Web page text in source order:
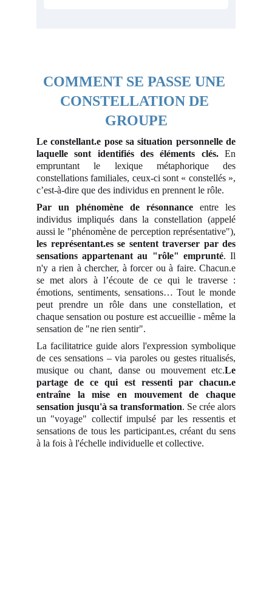
Le constellant.e pose sa situation personnelle de
laquelle sont identifiés des éléments clés. En
empruntant le lexique métaphorique des
constellations familiales, ceux-ci sont « constellés »,
c’est-à-dire que des individus en prennent le rôle.
Par un phénomène de résonnance entre les
individus impliqués dans la constellation (appelé
aussi le "phénomène de perception représentative"),
les représentant.es se sentent traverser par des
sensations appartenant au "rôle" emprunté. Il
n'y a rien à chercher, à forcer ou à faire. Chacun.e
se met alors à l’écoute de ce qui le traverse :
émotions, sentiments, sensations… Tout le monde
peut prendre un rôle dans une constellation, et
chaque sensation ou posture est accueillie - même la
sensation de "ne rien sentir".
La facilitatrice guide alors l'expression symbolique
de ces sensations – via paroles ou gestes ritualisés,
musique ou chant, danse ou mouvement etc.Le
partage de ce qui est ressenti par chacun.e
entraîne la mise en mouvement de chaque
sensation jusqu'à sa transformation. Se crée alors
un "voyage" collectif impulsé par les ressentis et
sensations de tous les participant.es, créant du sens
à la fois à l'échelle individuelle et collective.
COMMENT SE PASSE UNE
CONSTELLATION DE
GROUPE